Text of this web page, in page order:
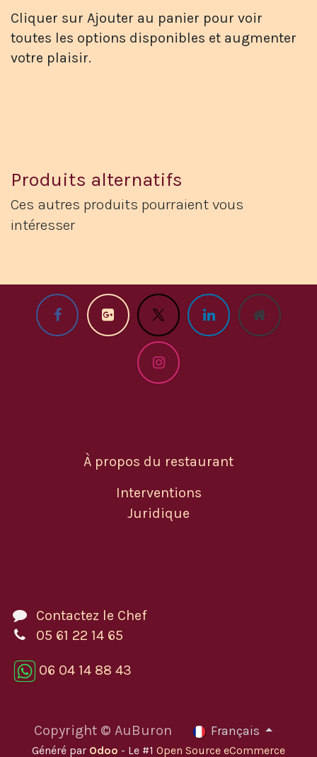
Cliquer sur Ajouter au panier pour voir
toutes les options disponibles et augmenter
votre plaisir.
Produits alternatifs
Ces autres produits pourraient vous
intéresser
À propos du restaurant
Interventions
Juridique
Contactez le Chef
05 61 22 14 65
06 04 14 88 43
Copyright © AuBuron Français
Généré par Odoo - Le #1 Open Source eCommerce